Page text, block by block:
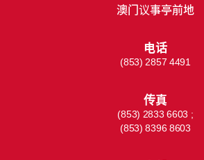
澳门议事亭前地
电话
(853) 2857 4491
传真
(853) 2833 6603 ;
(853) 8396 8603